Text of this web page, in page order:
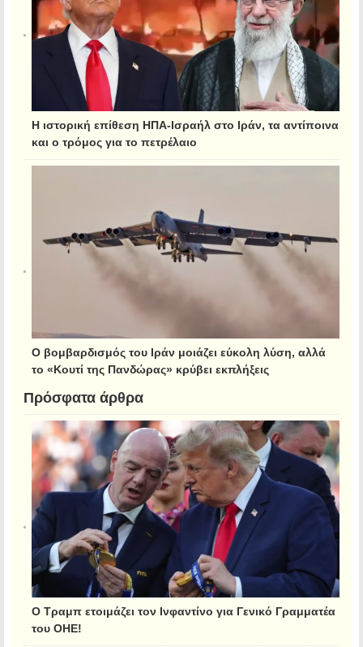
Η ιστορική επίθεση ΗΠΑ-Ισραήλ στο Ιράν, τα αντίποινα
και ο τρόμος για το πετρέλαιο
Ο βομβαρδισμός του Ιράν μοιάζει εύκολη λύση, αλλά
το «Κουτί της Πανδώρας» κρύβει εκπλήξεις
Πρόσφατα άρθρα
Ο Τραμπ ετοιμάζει τον Ινφαντίνο για Γενικό Γραμματέα
του ΟΗΕ!